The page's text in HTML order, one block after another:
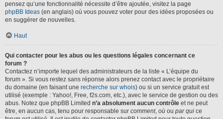
pensez qu’une fonctionnalité nécessite d’être ajoutée, visitez la page
phpBB Ideas (en anglais) où vous pouvez voter pour des idées proposées ou
en suggérer de nouvelles.
Haut
Qui contacter pour les abus ou les questions légales concernant ce
forum ?
Contactez n’importe lequel des administrateurs de la liste « L’équipe du
forum ». Si vous restez sans réponse alors prenez contact avec le propriétaire
du domaine (en faisant une recherche sur whois) ou si un service gratuit est
utilisé (exemple : Yahoo!, Free, f2s.com, etc.), avec le service de gestion ou des
abus. Notez que phpBB Limited n’a absolument aucun contrôle et ne peut
être, en aucun cas, tenu pour responsable sur comment, où ou par qui ce